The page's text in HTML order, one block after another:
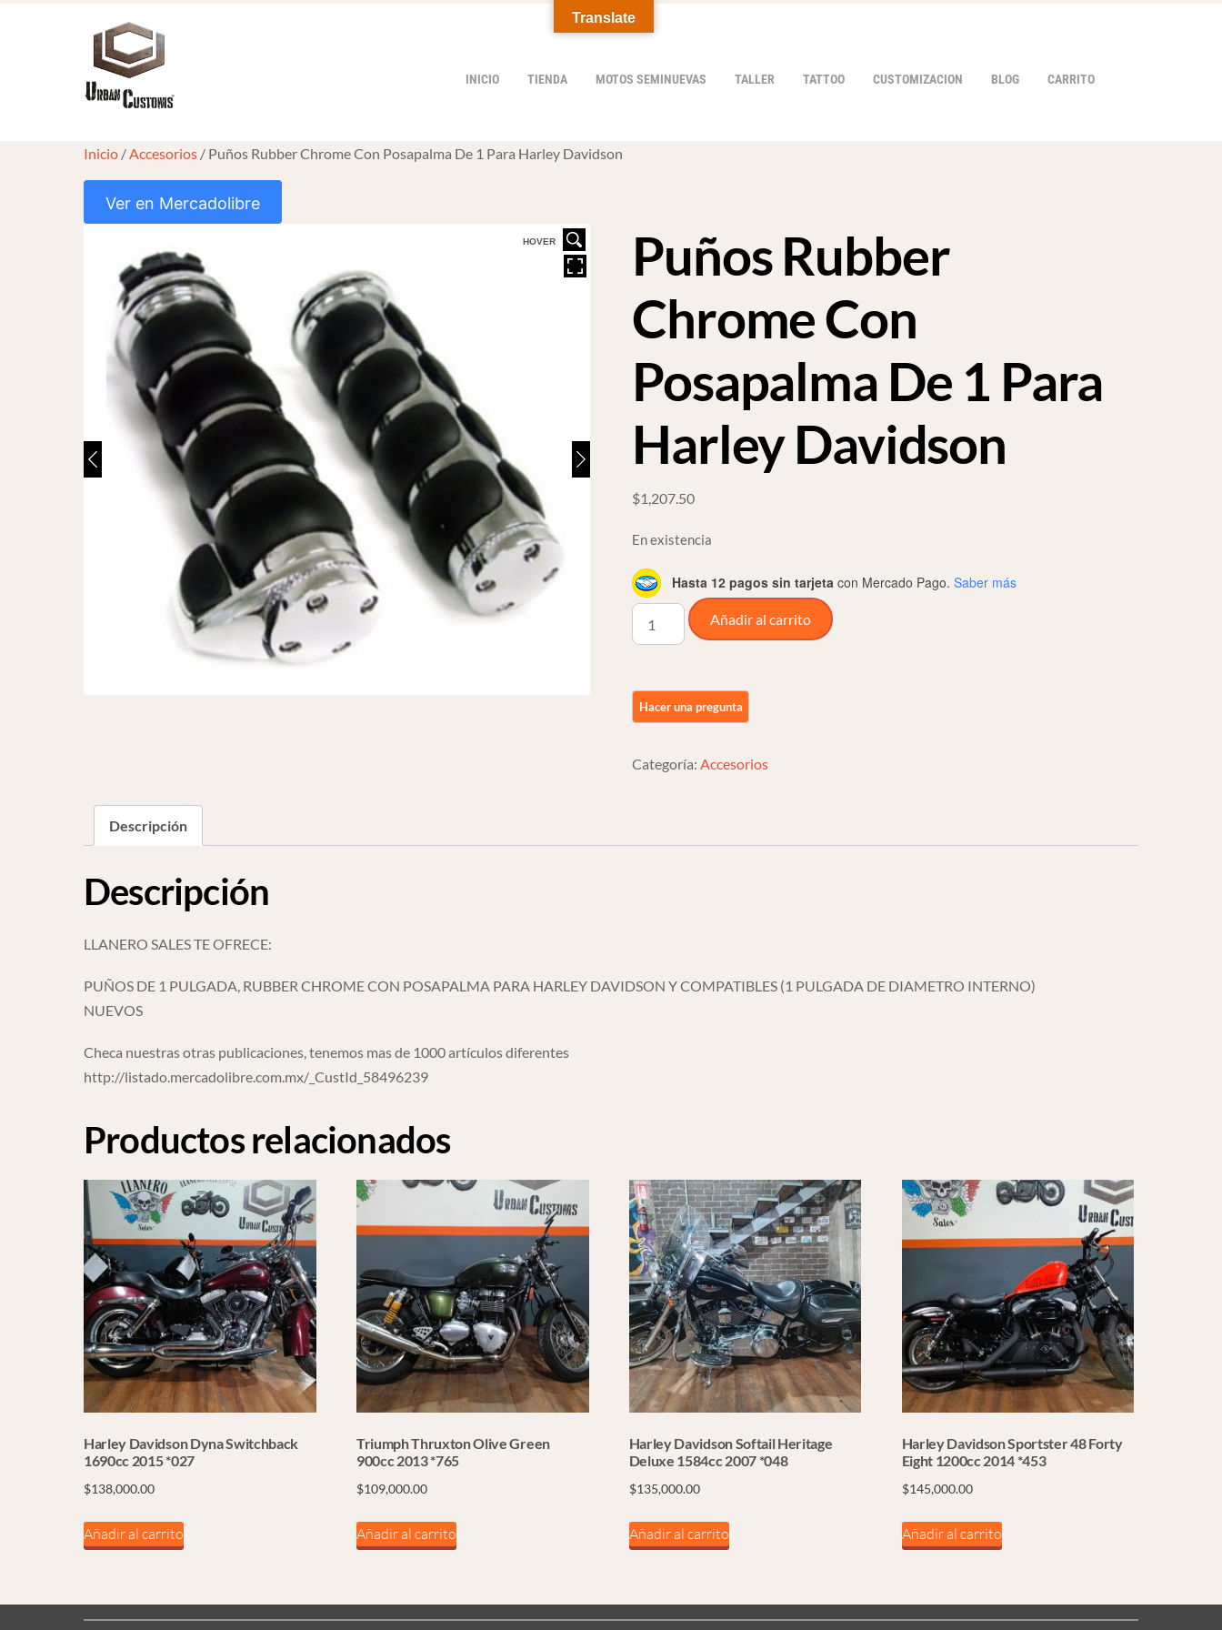
INICIO TIENDA MOTOS SEMINUEVAS TALLER TATTOO CUSTOMIZACION BLOG CARRITO
Inicio /Accesorios / Puños Rubber Chrome Con Posapalma De 1 Para Harley Davidson
Ver en Mercadolibre
HOVER
Puños Rubber
Chrome Con
Posapalma De 1 Para
Harley Davidson
$1,207.50
En existencia
Hasta 12 pagos sin tarjeta con Mercado Pago. Saber más
Puños
Rubber
Posapalma
1
Añadir al carrito
Categoría:Accesorios
Descripción
Descripción
LLANERO SALES TE OFRECE:
PUÑOS DE 1 PULGADA, RUBBER CHROME CON POSAPALMA PARA HARLEY DAVIDSON Y COMPATIBLES (1 PULGADA DE DIAMETRO INTERNO)
NUEVOS
Checa nuestras otras publicaciones, tenemos mas de 1000 artículos diferentes
http://listado.mercadolibre.com.mx/_CustId_58496239
Productos relacionados
Harley Davidson Dyna Switchback
1690cc 2015 *027
$138,000.00
Añadir al carrito
Triumph Thruxton Olive Green
900cc 2013 *765
$109,000.00
Añadir al carrito
Harley Davidson Softail Heritage
Deluxe 1584cc 2007 *048
$135,000.00
Añadir al carrito
Harley Davidson Sportster 48 Forty
Eight 1200cc 2014 *453
$145,000.00
Añadir al carrito
Translate